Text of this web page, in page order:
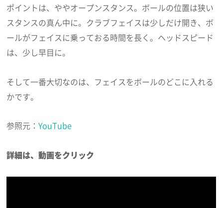
ポイントは、ややオープンスタンス。ボールの位置は狭い
スタンスの真ん中に。クラブフェイスは少しだけ開き、ボ
ールがフェイスに乗っておる時間を長く。ヘッドスピード
は、少し早目に。
そして一番大切なのは、フェイスをボールのどこに入れる
かです。
参照元：YouTube
詳細は、動画をクリック